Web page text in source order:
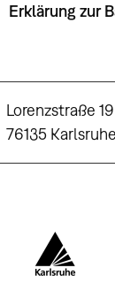
Erklärung zur
Lorenzstraße 19
76135 Karlsruhe